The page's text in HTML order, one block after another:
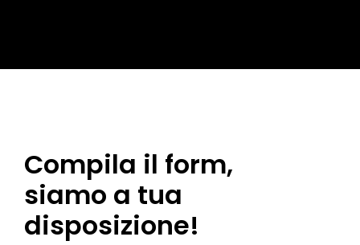
Compila il form,
siamo a tua
disposizione!